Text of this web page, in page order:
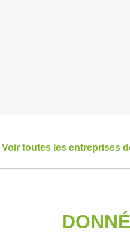
Voir toutes les entreprises